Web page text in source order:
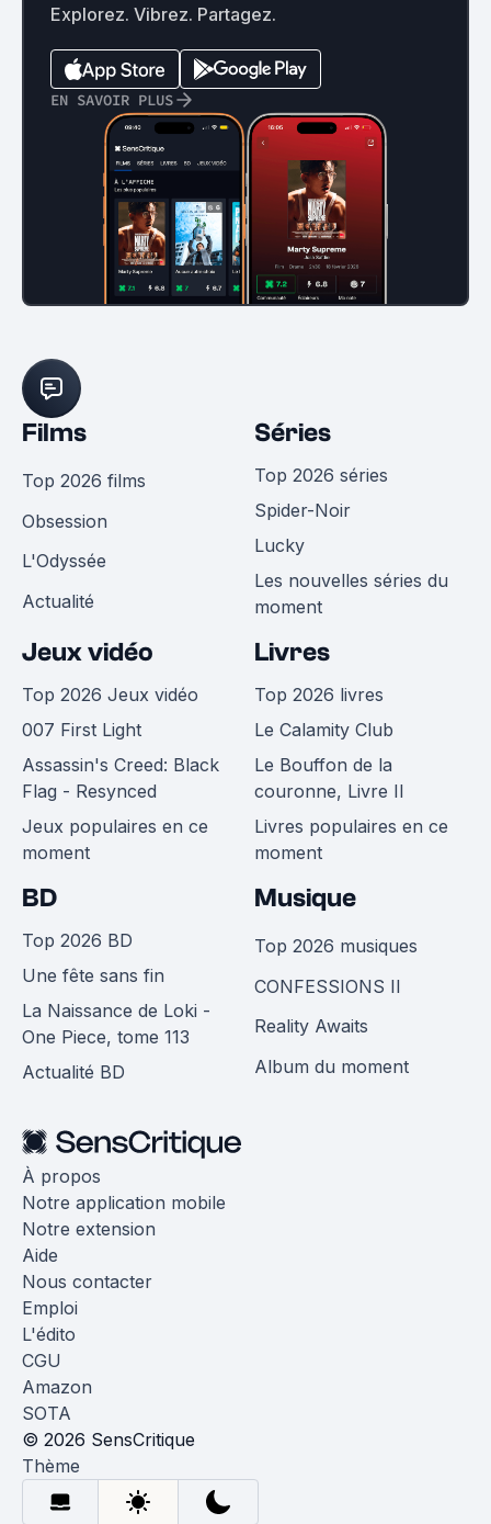
Explorez. Vibrez. Partagez.
EN SAVOIR PLUS
Films
Top 2026 films
Obsession
L'Odyssée
Actualité
Séries
Top 2026 séries
Spider-Noir
Lucky
Les nouvelles séries du
moment
Jeux vidéo
Top 2026 Jeux vidéo
007 First Light
Assassin's Creed: Black
Flag - Resynced
Jeux populaires en ce
moment
Livres
Top 2026 livres
Le Calamity Club
Le Bouffon de la
couronne, Livre II
Livres populaires en ce
moment
BD
Top 2026 BD
Une fête sans fin
La Naissance de Loki -
One Piece, tome 113
Actualité BD
Musique
Top 2026 musiques
CONFESSIONS II
Reality Awaits
Album du moment
À propos
Notre application mobile
Notre extension
Aide
Nous contacter
Emploi
L'édito
CGU
Amazon
SOTA
© 2026 SensCritique
Thème